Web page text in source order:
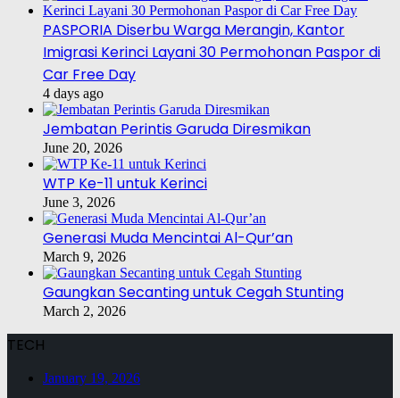
PASPORIA Diserbu Warga Merangin, Kantor
Imigrasi Kerinci Layani 30 Permohonan Paspor di
Car Free Day
4 days ago
Jembatan Perintis Garuda Diresmikan
June 20, 2026
WTP Ke-11 untuk Kerinci
June 3, 2026
Generasi Muda Mencintai Al-Qur’an
March 9, 2026
Gaungkan Secanting untuk Cegah Stunting
March 2, 2026
TECH
January 19, 2026